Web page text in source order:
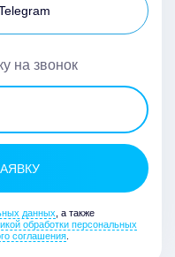
на звонок
данных , а также
обработки персональных
соглашения